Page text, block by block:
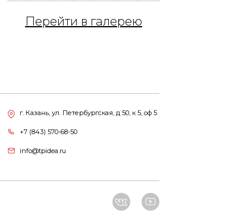
Перейти в галерею
г. Казань, ул. Петербургская, д 50, к 5, оф 5
+7 (843) 570-68-50
info@tpidea.ru